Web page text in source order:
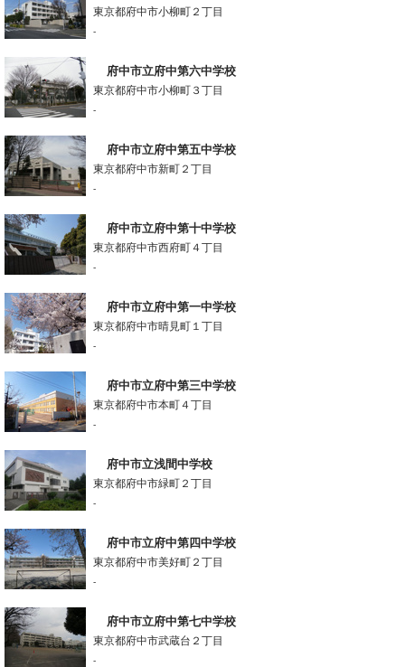
東京都府中市小柳町２丁目
-
府中市立府中第六中学校
東京都府中市小柳町３丁目
-
府中市立府中第五中学校
東京都府中市新町２丁目
-
府中市立府中第十中学校
東京都府中市西府町４丁目
-
府中市立府中第一中学校
東京都府中市晴見町１丁目
-
府中市立府中第三中学校
東京都府中市本町４丁目
-
府中市立浅間中学校
東京都府中市緑町２丁目
-
府中市立府中第四中学校
東京都府中市美好町２丁目
-
府中市立府中第七中学校
東京都府中市武蔵台２丁目
-